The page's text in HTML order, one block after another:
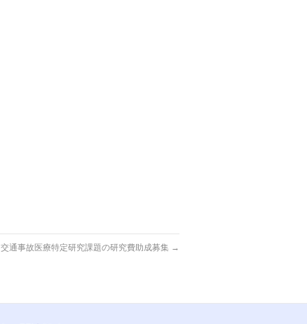
交通事故医療特定研究課題の研究費助成募集 →